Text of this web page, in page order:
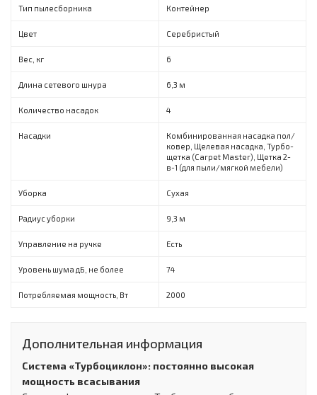
Тип пылесборника Контейнер
Цвет Серебристый
Вес, кг 6
Длина сетевого шнура 6,3 м
Количество насадок 4
Насадки
Комбинированная насадка пол/
ковер, Щелевая насадка, Турбо-
щетка (Carpet Master), Щетка 2-
в-1 (для пыли/мягкой мебели)
Уборка Сухая
Радиус уборки 9,3 м
Управление на ручке Есть
Уровень шума дБ, не более 74
Потребляемая мощность, Вт 2000
Дополнительная информация
Система «Турбоциклон»: постоянно высокая
мощность всасывания